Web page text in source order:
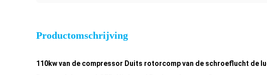
Productomschrijving
110kw van de compressor Duits rotorcomp van de schroeflucht de